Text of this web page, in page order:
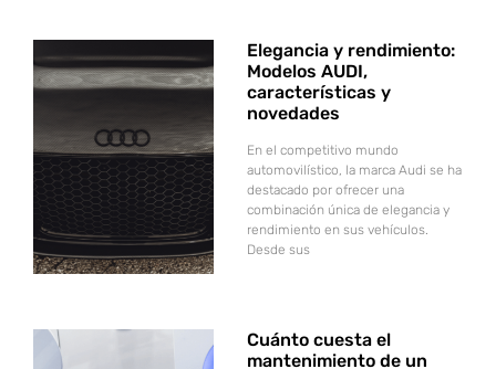
Elegancia y rendimiento:
Modelos AUDI,
características y
novedades
En el competitivo mundo
automovilístico, la marca Audi se ha
destacado por ofrecer una
combinación única de elegancia y
rendimiento en sus vehículos.
Desde sus
Cuánto cuesta el
mantenimiento de un